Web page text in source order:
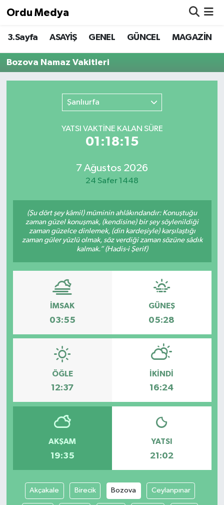
Ordu Medya
3.Sayfa ASAYİŞ GENEL GÜNCEL MAGAZİN
Bozova Namaz Vakitleri
Şanlıurfa
YATSI VAKTİNE KALAN SÜRE
01:18:15
7 Ağustos 2026
24 Safer 1448
(Şu dört şey kâmil) müminin ahlâkındandır: Konuştuğu
zaman güzel konuşmak, (kendisine) bir şey söylenildiği
zaman güzelce dinlemek, (din kardeşiyle) karşılaştığı
zaman güler yüzlü olmak, söz verdiği zaman sözüne sâdık
kalmak.” (Hadis-i Şerif)
İMSAK
03:55
GÜNEŞ
05:28
ÖĞLE
12:37
İKINDI
16:24
AKŞAM
19:35
YATSI
21:02
Akçakale Birecik Bozova Ceylanpınar
ASAYİŞ
Basketbol
GÜNCEL
GÜNDEM
OTOMOBİL
SAGLIK
SİYASET
Nöbetçi Eczaneler
Hava Durumu
Süper Lig Puan Durumu ve Fikstür
Tüm Manşetler
Haber Arşivi